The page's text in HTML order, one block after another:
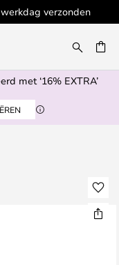
verzonden
met ‘16% EXTRA’